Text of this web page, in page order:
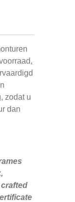
zodat u
dan